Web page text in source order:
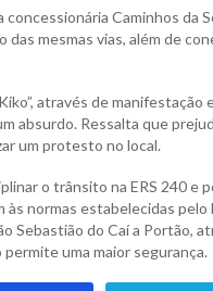
Caminhos da
das mesmas vias, além de
através de
absurdo. Ressalta que
um protesto no local.
o trânsito na ERS 240
normas estabelecidas
Sebastião do Caí a Portão,
uma maior segurança.